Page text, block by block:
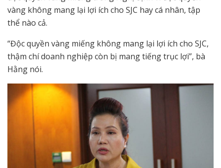
vàng không mang lại lợi ích cho SJC hay cá nhân, tập
thể nào cả.
“Độc quyền vàng miếng không mang lại lợi ích cho SJC,
thậm chí doanh nghiệp còn bị mang tiếng trục lợi”, bà
Hằng nói.